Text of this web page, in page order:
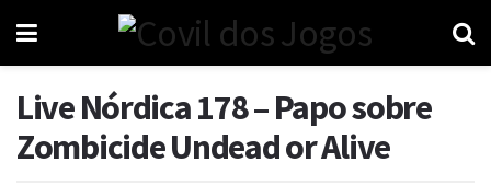
Live Nórdica 178 – Papo sobre
Zombicide Undead or Alive